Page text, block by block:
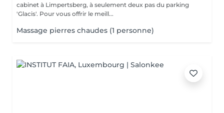
cabinet à Limpertsberg, à seulement deux pas du parking
'Glacis'. Pour vous offrir le meill...
Massage pierres chaudes (1 personne)